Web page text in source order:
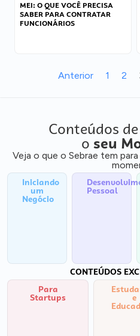
MEI: O QUE VOCÊ PRECISA
SABER PARA CONTRATAR
FUNCIONÁRIOS
Anterior 1 2
Conteúdos
o seu
Veja o que o Sebrae tem
Iniciando
um
Negócio
Pessoal
CONTEÚDOS
Para
Startups e